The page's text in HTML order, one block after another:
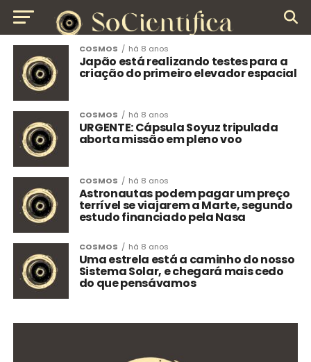
COSMOS há 8 anos
Japão está realizando testes para a
criação do primeiro elevador espacial
COSMOS há 8 anos
URGENTE: Cápsula Soyuz tripulada
aborta missão em pleno voo
COSMOS há 8 anos
Astronautas podem pagar um preço
terrível se viajarem a Marte, segundo
estudo financiado pela Nasa
COSMOS há 8 anos
Uma estrela está a caminho do nosso
Sistema Solar, e chegará mais cedo
do que pensávamos